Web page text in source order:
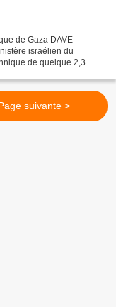
de Gaza DAVE
israélien du
de quelque 2,3
suivante >